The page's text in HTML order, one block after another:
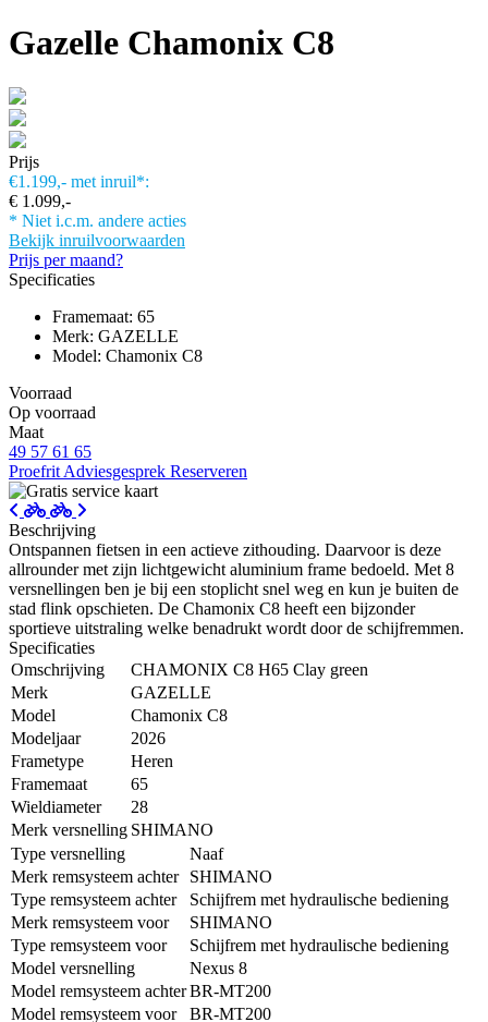
Gazelle Chamonix C8
Prijs
€1.199,- met inruil*:
€ 1.099,-
* Niet i.c.m. andere acties
Bekijk inruilvoorwaarden
Prijs per maand?
Specificaties
Framemaat: 65
Merk: GAZELLE
Model: Chamonix C8
Voorraad
Op voorraad
Maat
49 57 61 65
Proefrit Adviesgesprek Reserveren
Beschrijving
Ontspannen fietsen in een actieve zithouding. Daarvoor is deze
allrounder met zijn lichtgewicht aluminium frame bedoeld. Met 8
versnellingen ben je bij een stoplicht snel weg en kun je buiten de
stad flink opschieten. De Chamonix C8 heeft een bijzonder
sportieve uitstraling welke benadrukt wordt door de schijfremmen.
Specificaties
Omschrijving
CHAMONIX C8 H65 Clay green
Merk
GAZELLE
Model
Chamonix C8
Modeljaar
2026
Frametype
Heren
Framemaat
65
Wieldiameter
28
Merk versnelling SHIMANO
Type versnelling
Naaf
Merk remsysteem achter
SHIMANO
Type remsysteem achter
Schijfrem met hydraulische bediening
Merk remsysteem voor
SHIMANO
Type remsysteem voor
Schijfrem met hydraulische bediening
Model versnelling
Nexus 8
Model remsysteem achterBR-MT200
Model remsysteem voor
BR-MT200